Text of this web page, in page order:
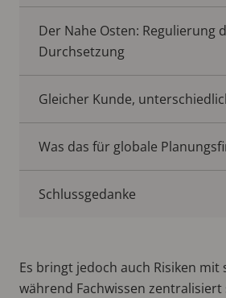
Der Nahe Osten: Regulierung
Durchsetzung
Gleicher Kunde,
Was das für globale
Schlussgedanke
Es bringt jedoch auch Risiken mit
während Fachwissen zentralisiert